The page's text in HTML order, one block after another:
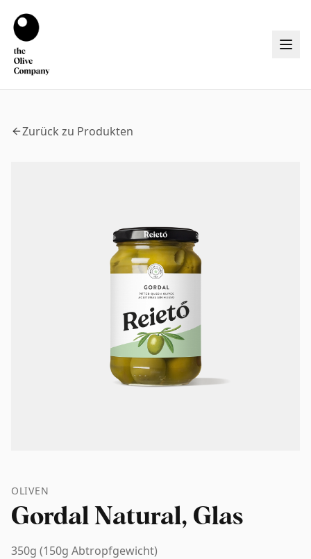
Zurück zu Produkten
OLIVEN
Gordal Natural, Glas
350g (150g Abtropfgewicht)